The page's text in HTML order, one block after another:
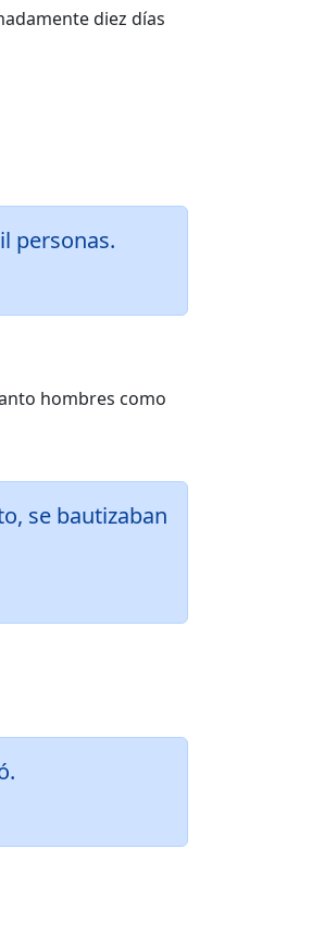
diez días
personas.
hombres como
se bautizaban